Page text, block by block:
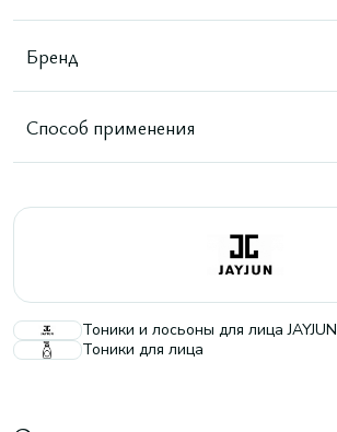
Бренд
Способ применения
Тоники и лосьоны для лица JAYJUN
Тоники для лица